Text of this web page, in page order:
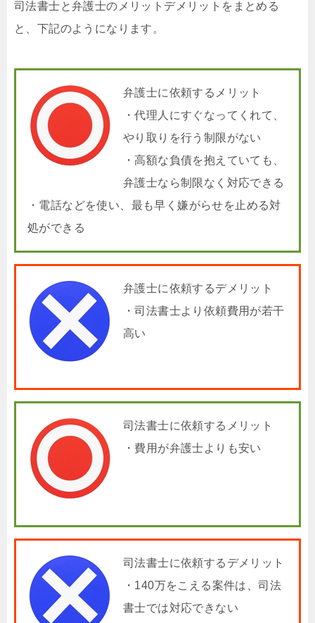
司法書士と弁護士のメリットデメリットをまとめる
と、下記のようになります。
弁護士に依頼するメリット
・代理人にすぐなってくれて、
やり取りを行う制限がない
・高額な負債を抱えていても、
弁護士なら制限なく対応できる
・電話などを使い、最も早く嫌がらせを止める対
処ができる
弁護士に依頼するデメリット
・司法書士より依頼費用が若干
高い
司法書士に依頼するメリット
・費用が弁護士よりも安い
司法書士に依頼するデメリット
・140万をこえる案件は、司法
書士では対応できない